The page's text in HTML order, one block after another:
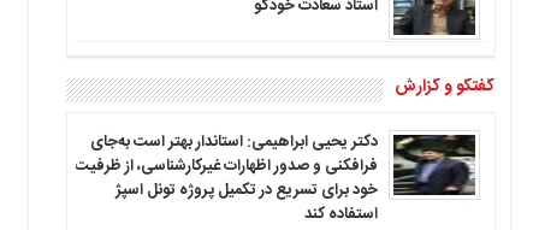
استاد سعادت خودگو
گفتگو و گزارش
دکتر یحیی ابراهیمی: استاندار بهتر است به‌جای
فرافکنی و صدور اظهارات غیرکارشناسی، از ظرفیت
خود برای تسریع در تکمیل پروژه تونل اسپژ
استفاده کند